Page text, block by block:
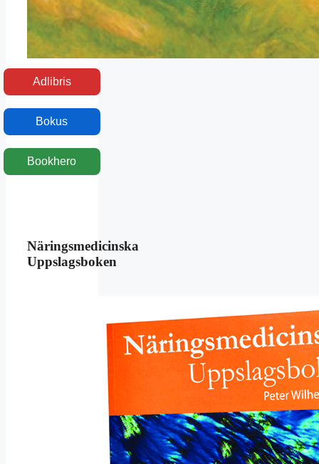
Adlibris
Bokus
Bookhero
Näringsmedicinska
Uppslagsboken